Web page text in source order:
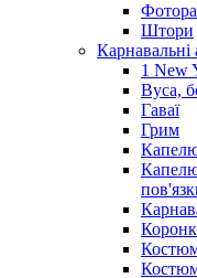
Штори
Карнавальні
1 New
Вуса,
Гаваї
Грим